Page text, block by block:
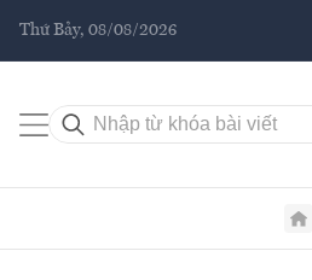
Thứ Bảy, 08/08/2026